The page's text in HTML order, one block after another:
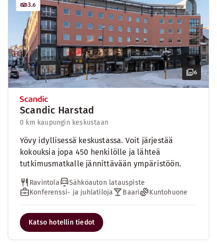
6
3.6
Scandic Harstad
0 km kaupungin keskustaan
Yövy idyllisessä keskustassa. Voit järjestää
kokouksia jopa 450 henkilölle ja lähteä
tutkimusmatkalle jännittävään ympäristöön.
Ravintola
Sähköauton latauspiste
Konferenssi- ja juhlatiloja
Baari Kuntohuone
Katso hotellin tiedot